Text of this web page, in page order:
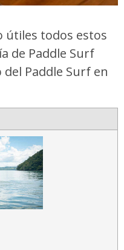
útiles todos estos
de Paddle Surf
Paddle Surf en